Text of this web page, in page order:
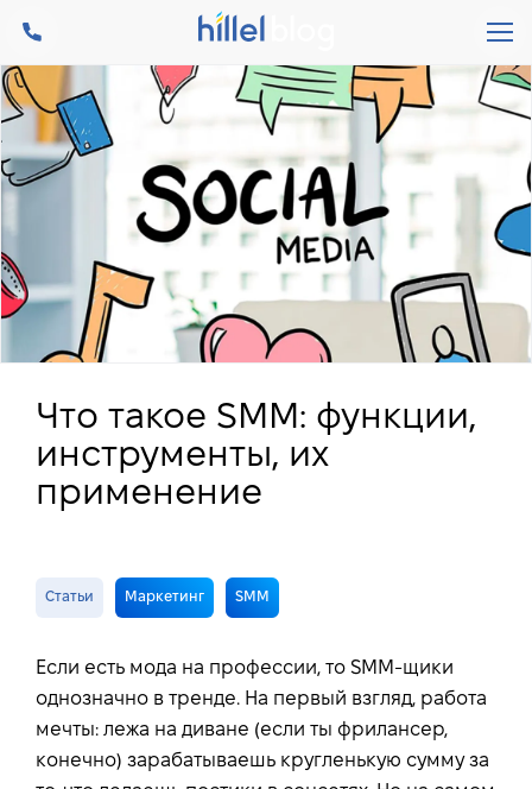
Что такое SMM: функции,
инструменты, их
применение
Статьи Маркетинг SMM
Если есть мода на профессии, то SMM-щики
однозначно в тренде. На первый взгляд, работа
мечты: лежа на диване (если ты фрилансер,
конечно) зарабатываешь кругленькую сумму за